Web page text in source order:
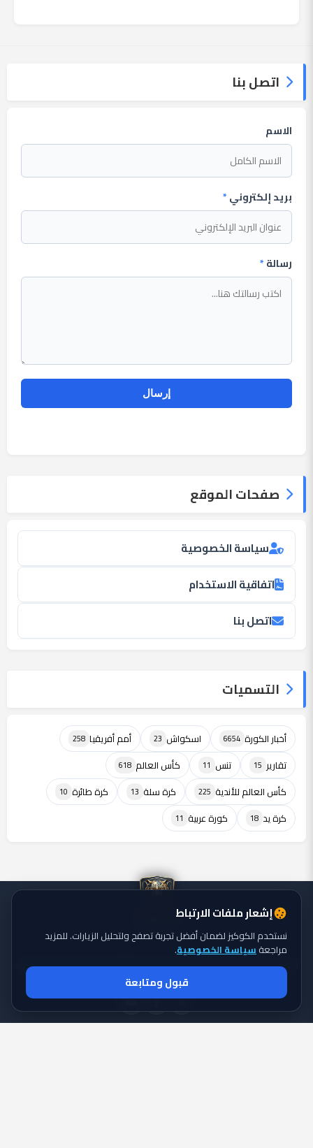
اتصل بنا
الاسم
بريد إلكتروني*
رسالة*
صفحات الموقع
سياسة الخصوصية
اتفاقية الاستخدام
اتصل بنا
التسميات
أخبار الكورة 6654 اسكواش 23 أمم أفريقيا 258
تقارير 15 تنس 11 كأس العالم 618
كأس العالم للأندية 225 كرة سلة 13 كرة طائرة 10
كرة يد 18 كورة عربية 11
جميع الحقوق محفوظة ©تايجر الكورة: موقع يقدم أحدث أخبار الكورة
2026
إشعار ملفات الارتباط
نستخدم الكوكيز لضمان أفضل تجربة تصفح ولتحليل الزيارات. للمزيد
مراجعةسياسة الخصوصية.
قبول ومتابعة